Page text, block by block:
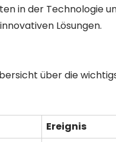
in der Technologie
Lösungen.
über die
Ereignis